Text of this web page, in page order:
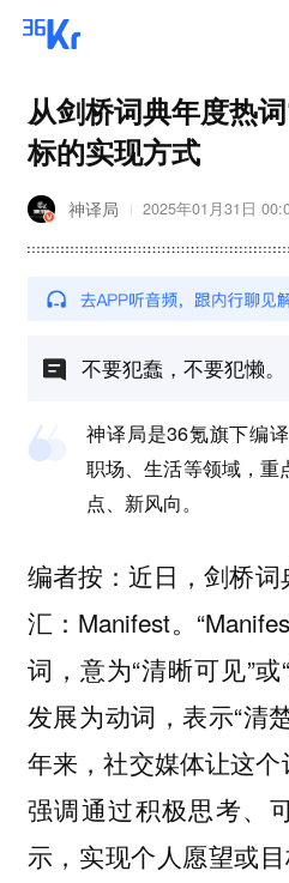
从剑桥词典年度热
标的实现方式
神译局 2025年01月31日
不要犯蠢，不要犯懒。
神译局是36氪旗下编
职场、生活等领域，重
点、新风向。
编者按：近日，剑桥词
汇：Manifest。
词，意为“清晰可见”
发展为动词，表示“清
年来，社交媒体让这个
强调通过积极思考、
示，实现个人愿望或